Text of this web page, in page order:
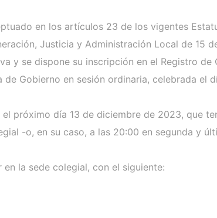
en los artículos 23 de los vigentes
Justicia y Administración Local de
y se dispone su inscripción en el Registro
de Gobierno en sesión ordinaria, celebrada el
el próximo día 13 de diciembre de 2023, que
-o, en su caso, a las 20:00 en segunda y
la sede colegial, con el siguiente: